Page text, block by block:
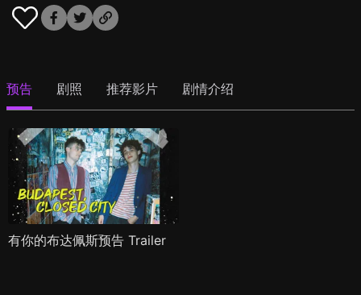
预告 剧照 推荐影片 剧情介绍
有你的布达佩斯预告 Trailer